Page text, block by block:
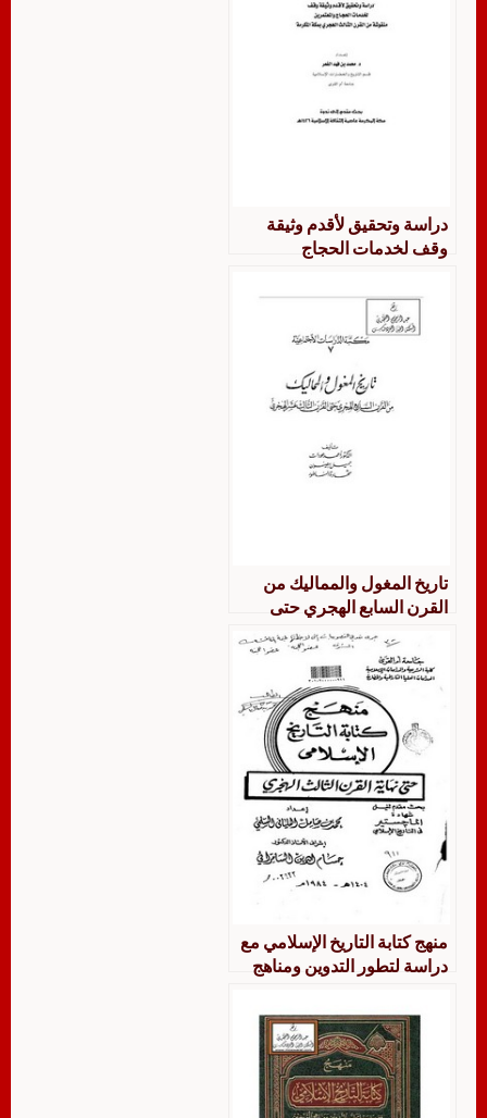
دراسة وتحقيق لأقدم وثيقة
وقف لخدمات الحجاج
الثالث الهجري بمكة المكرمة
تاريخ المغول والمماليك من
القرن السابع الهجري حتى
القرن الثالث عشر الهجري ، د.
أحمد عودات ـ جميل بيضون ـ
شحادة الناطور
منهج كتابة التاريخ الإسلامي مع
دراسة لتطور التدوين ومناهج
الثالث الهجري